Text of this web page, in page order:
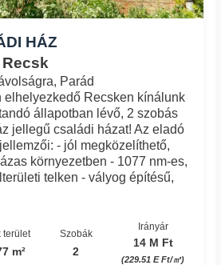
HÁZ
Parád
elhelyezkedő Recsken kínálunk
állapotban lévő, 2 szobás
jellegű családi házat! Az eladó
- jól megközelíthető,
környezetben - 1077 nm-es,
telken - vályog építésű,
terület
m²
Szobák
2
Irányár
14 M Ft
(229.51 E Ft/㎡)